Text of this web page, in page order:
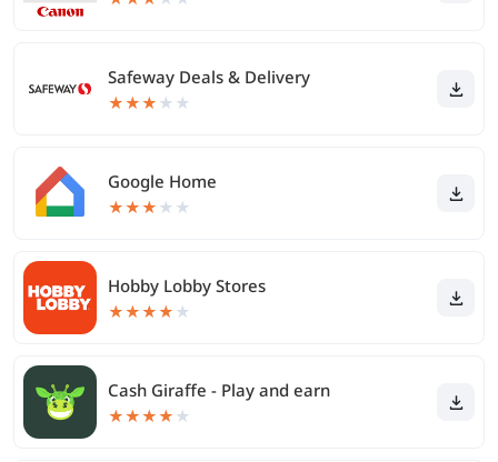
Safeway Deals & Delivery
★★★ ★ ★
Google Home
★★★ ★ ★
Hobby Lobby Stores
★★★★ ★
Cash Giraffe - Play and earn
★★★★ ★